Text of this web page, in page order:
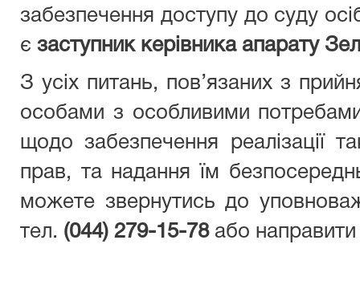
забезпечення доступу до суду
є заступник керівника апарату
З усіх питань, пов’язаних з
особами з особливими
щодо забезпечення реалізації
прав, та надання їм
можете звернутись до
тел. (044) 279-15-78або